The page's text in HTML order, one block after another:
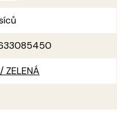
ZELENÁ